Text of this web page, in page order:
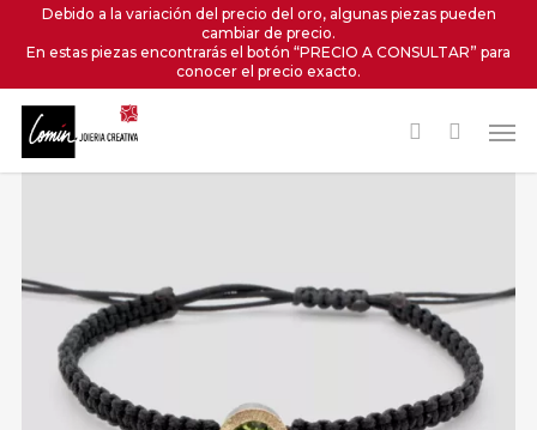
content
Debido a la variación del precio del oro, algunas piezas pueden
cambiar de precio.
En estas piezas encontrarás el botón “PRECIO A CONSULTAR” para
conocer el precio exacto.